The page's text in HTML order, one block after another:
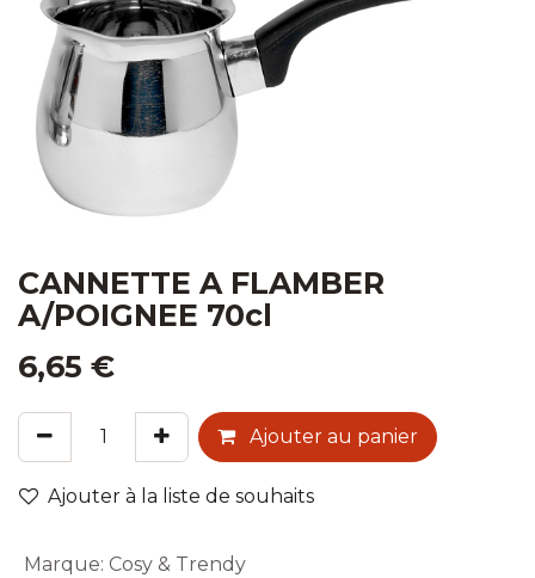
CANNETTE A FLAMBER
A/POIGNEE 70cl
6,65 €
Ajouter au panier
Ajouter à la liste de souhaits
Marque: Cosy & Trendy